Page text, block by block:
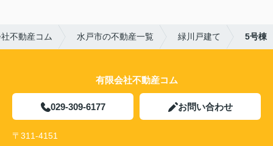
不動産コム 水戸市の不動産一覧 緑川戸建て 5号棟
有限会社不動産コム
029-309-6177 お問い合わせ
〒311-4151